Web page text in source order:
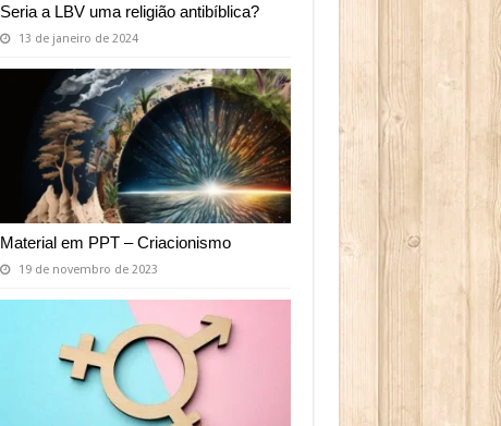
Seria a LBV uma religião antibíblica?
13 de janeiro de 2024
Material em PPT – Criacionismo
19 de novembro de 2023